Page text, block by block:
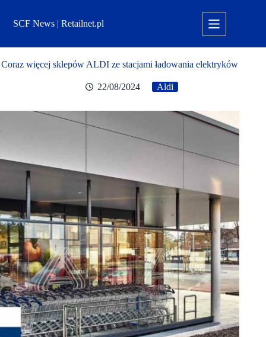
treściSCF News | Retailnet.pl
Coraz więcej sklepów ALDI ze stacjami ładowania elektryków
22/08/2024 Aldi